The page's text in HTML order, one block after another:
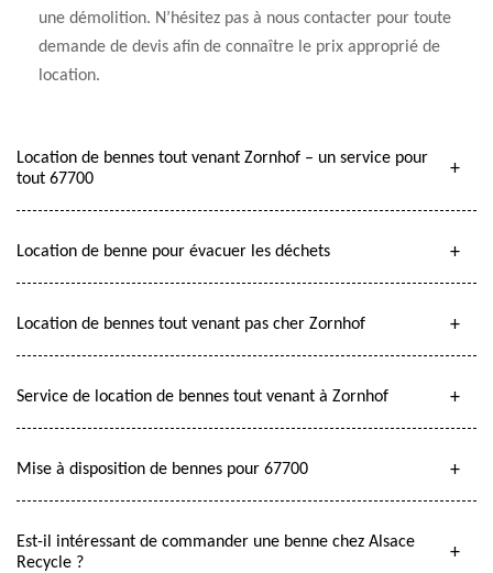
une démolition. N’hésitez pas à nous contacter pour toute
demande de devis afin de connaître le prix approprié de
location.
Location de bennes tout venant Zornhof – un service pour
tout 67700
Location de benne pour évacuer les déchets
Location de bennes tout venant pas cher Zornhof
Service de location de bennes tout venant à Zornhof
Mise à disposition de bennes pour 67700
Est-il intéressant de commander une benne chez Alsace
Recycle ?